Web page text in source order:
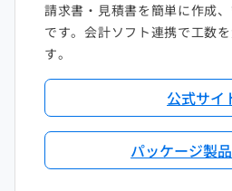
請求書・見積書を簡単に作成
です。会計ソフト連携で工数
す。
公式サイ
パッケージ製